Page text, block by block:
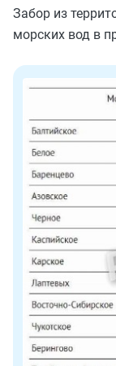
Забор из
морских вод в